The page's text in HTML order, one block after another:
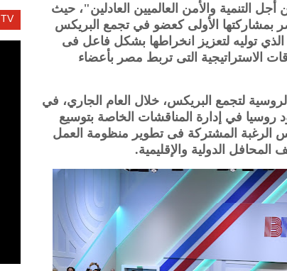
التنمية والأمن العالميين العادلين"، حيث
بمشاركتها الأولى كعضو في تجمع البريكس
توليه لتعزيز انخراطها بشكل فاعل فى
الاستراتيجية التى تربط مصر بأعضاء
لتجمع البريكس، خلال العام الجاري، في
في إدارة المناقشات الخاصة بتوسيع
الرغبة المشتركة فى تطوير منظومة العمل
الدولية والإقليمية.